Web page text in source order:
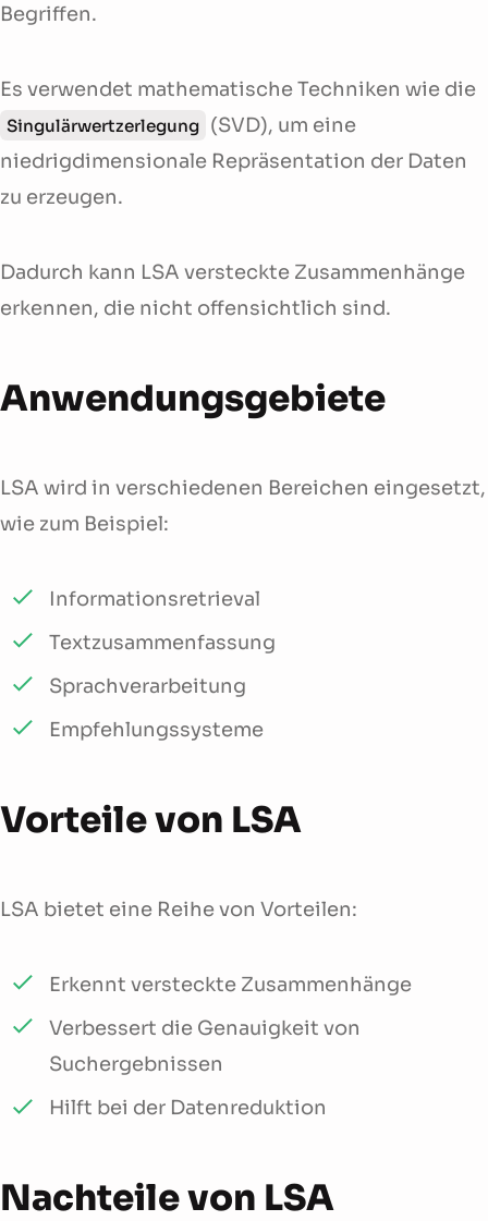
Begriffen.
Es verwendet mathematische Techniken wie die
Singulärwertzerlegung (SVD), um eine
niedrigdimensionale Repräsentation der Daten
zu erzeugen.
Dadurch kann LSA versteckte Zusammenhänge
erkennen, die nicht offensichtlich sind.
Anwendungsgebiete
LSA wird in verschiedenen Bereichen eingesetzt,
wie zum Beispiel:
Informationsretrieval
Textzusammenfassung
Sprachverarbeitung
Empfehlungssysteme
Vorteile von LSA
LSA bietet eine Reihe von Vorteilen:
Erkennt versteckte Zusammenhänge
Verbessert die Genauigkeit von
Suchergebnissen
Hilft bei der Datenreduktion
Nachteile von LSA